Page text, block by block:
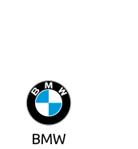
BMW